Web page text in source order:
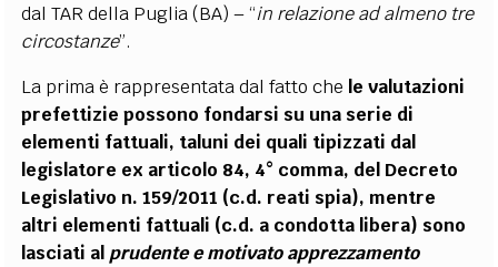
dal TAR della Puglia (BA) – “in relazione ad almeno tre
circostanze”.
La prima è rappresentata dal fatto che le valutazioni
prefettizie possono fondarsi su una serie di
elementi fattuali, taluni dei quali tipizzati dal
legislatore ex articolo 84, 4° comma, del Decreto
Legislativo n. 159/2011 (c.d. reati spia), mentre
altri elementi fattuali (c.d. a condotta libera) sono
lasciati alprudente e motivato apprezzamento